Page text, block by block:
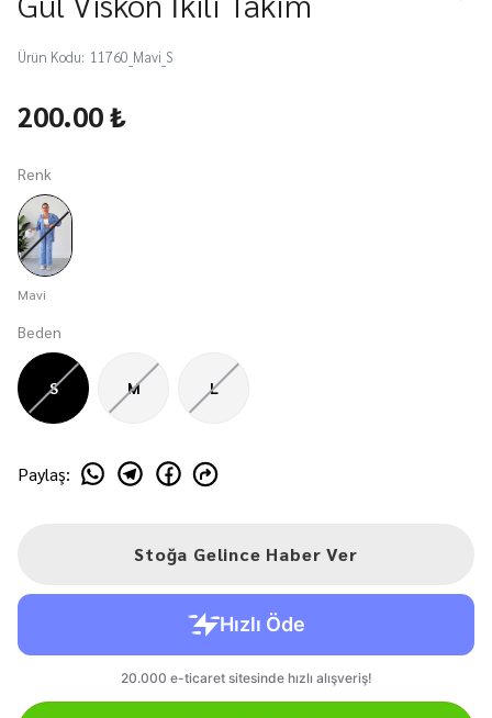
Ürün Kodu: 11760_Mavi_S
200.00 ₺
Renk
Mavi
Beden
S M L
Paylaş:
Stoğa Gelince Haber Ver